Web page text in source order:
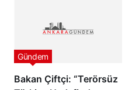
Bakan Çiftçi: “Terörsüz
Gündem